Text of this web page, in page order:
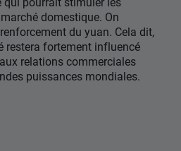
domestique. On
du yuan. Cela dit,
restera fortement influencé
relations commerciales
puissances mondiales.